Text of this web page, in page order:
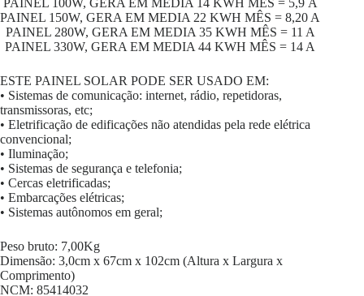
PAINEL 100W, GERA EM MÉDIA 14 KWH MÊS = 5,9 A
PAINEL 150W, GERA EM MEDIA 22 KWH MÊS = 8,20 A
PAINEL 280W, GERA EM MEDIA 35 KWH MÊS = 11 A
PAINEL 330W, GERA EM MEDIA 44 KWH MÊS = 14 A
ESTE PAINEL SOLAR PODE SER USADO EM:
• Sistemas de comunicação: internet, rádio, repetidoras,
transmissoras, etc;
• Eletrificação de edificações não atendidas pela rede elétrica
convencional;
• Iluminação;
• Sistemas de segurança e telefonia;
• Cercas eletrificadas;
• Embarcações elétricas;
• Sistemas autônomos em geral;
Peso bruto: 7,00Kg
Dimensão: 3,0cm x 67cm x 102cm (Altura x Largura x
Comprimento)
NCM: 85414032